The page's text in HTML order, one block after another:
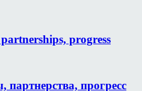
progress
прогресс